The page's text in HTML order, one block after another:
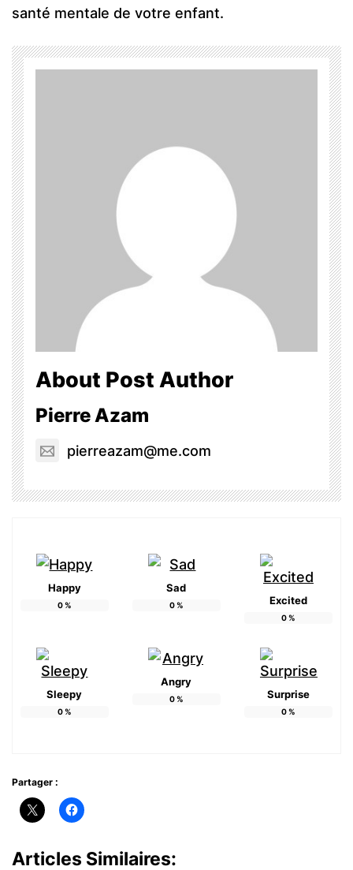
santé mentale de votre enfant.
About Post Author
Pierre Azam
pierreazam@me.com
Happy
0%
Sad
0% Excited
0%
Sleepy
0%
Angry
0% Surprise
0%
Partager :
Articles Similaires: